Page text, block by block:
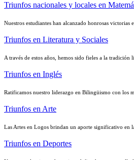
Triunfos nacionales y locales en
Nuestros estudiantes han alcanzado honrosas
Triunfos en Literatura y Sociales
A través de estos años, hemos sido fieles a la
Triunfos en Inglés
Ratificamos nuestro liderazgo en Bilingüismo con los
Triunfos en Arte
Las Artes en Logos brindan un aporte significativo en
Triunfos en Deportes